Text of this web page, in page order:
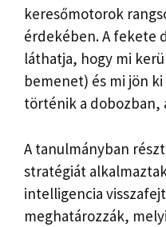
keresőmotorok
érdekében. A fekete
láthatja, hogy mi
bemenet) és mi jön
történik a dobozban,
A tanulmányban
stratégiát
intelligencia
meghatározzák,